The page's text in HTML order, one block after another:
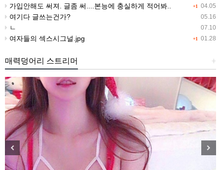
+1 04.05
가입안해도 써져. 글좀 써....본능에 충실하게 적어봐..
05.16
여기다 글쓰는건가?
07.10
ㄴ
+1 01.28
여자들의 섹스시그널.jpg
+
매력덩어리 스트리머